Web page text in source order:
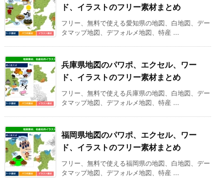
ド、イラストのフリー素材まとめ
フリー、無料で使える愛知県の地図、白地図、デー
タマップ地図、デフォルメ地図、特産 ...
兵庫県地図のパワポ、エクセル、ワー
ド、イラストのフリー素材まとめ
フリー、無料で使える兵庫県の地図、白地図、デー
タマップ地図、デフォルメ地図、特産 ...
福岡県地図のパワポ、エクセル、ワー
ド、イラストのフリー素材まとめ
フリー、無料で使える福岡県の地図、白地図、デー
タマップ地図、デフォルメ地図、特産 ...